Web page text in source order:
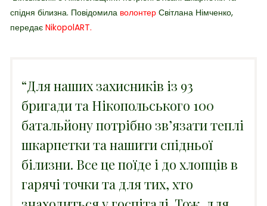
спідня білизна. ПовідомилаволонтерСвітлана Німченко,
передаєNikopolART.
“Для наших захисників із 93
бригади та Нікопольського 100
батальйону потрібно звʼязати теплі
шкарпетки та нашити спідньої
білизни. Все це поїде і до хлопців в
гарячі точки та для тих, хто